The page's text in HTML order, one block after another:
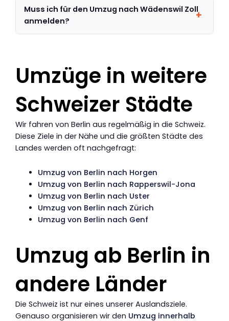
Muss ich für den Umzug nach Wädenswil Zoll
anmelden?
Umzüge in weitere
Schweizer Städte
Wir fahren von Berlin aus regelmäßig in die Schweiz.
Diese Ziele in der Nähe und die größten Städte des
Landes werden oft nachgefragt:
Umzug von Berlin nach Horgen
Umzug von Berlin nach Rapperswil-Jona
Umzug von Berlin nach Uster
Umzug von Berlin nach Zürich
Umzug von Berlin nach Genf
Umzug ab Berlin in
andere Länder
Die Schweiz ist nur eines unserer Auslandsziele.
Genauso organisieren wir den Umzug innerhalb